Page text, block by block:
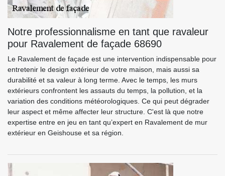
Notre professionnalisme en tant que ravaleur
pour Ravalement de façade 68690
Le Ravalement de façade est une intervention indispensable pour
entretenir le design extérieur de votre maison, mais aussi sa
durabilité et sa valeur à long terme. Avec le temps, les murs
extérieurs confrontent les assauts du temps, la pollution, et la
variation des conditions météorologiques. Ce qui peut dégrader
leur aspect et même affecter leur structure. C'est là que notre
expertise entre en jeu en tant qu’expert en Ravalement de mur
extérieur en Geishouse et sa région.